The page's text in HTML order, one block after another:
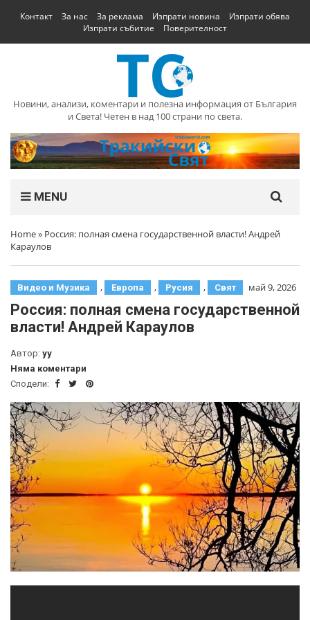
Контакт За нас За реклама Изпрати новина
Изпрати обява
Изпрати събитие
Поверителност
Новини, анализи, коментари и полезна информация от България
и Света! Четен в над 100 страни по света.
MENU
Home» Россия: полная смена государственной власти! Андрей
Караулов
Видео и Музика , Европа , Русия , Свят май 9, 2026
Россия: полная смена государственной
власти! Андрей Караулов
Автор: yy
Няма коментари
Сподели: